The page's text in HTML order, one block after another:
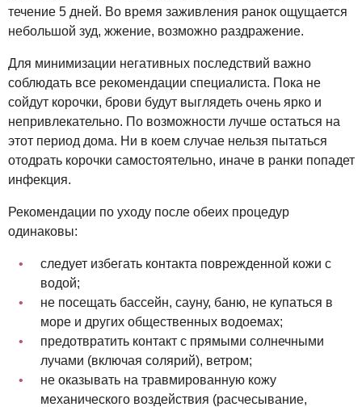
течение 5 дней. Во время заживления ранок ощущается
небольшой зуд, жжение, возможно раздражение.
Для минимизации негативных последствий важно
соблюдать все рекомендации специалиста. Пока не
сойдут корочки, брови будут выглядеть очень ярко и
непривлекательно. По возможности лучше остаться на
этот период дома. Ни в коем случае нельзя пытаться
отодрать корочки самостоятельно, иначе в ранки попадет
инфекция.
Рекомендации по уходу после обеих процедур
одинаковы:
следует избегать контакта поврежденной кожи с
водой;
не посещать бассейн, сауну, баню, не купаться в
море и других общественных водоемах;
предотвратить контакт с прямыми солнечными
лучами (включая солярий), ветром;
не оказывать на травмированную кожу
механического воздействия (расчесывание,